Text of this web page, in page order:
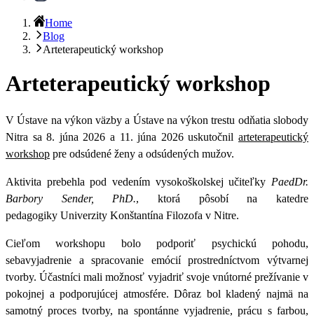
Home
Blog
Arteterapeutický workshop
Arteterapeutický workshop
V Ústave na výkon väzby a Ústave na výkon trestu odňatia slobody
Nitra sa 8. júna 2026 a 11. júna 2026 uskutočnil arteterapeutický
workshop pre odsúdené ženy a odsúdených mužov.
Aktivita prebehla pod vedením vysokoškolskej učiteľky PaedDr.
Barbory Sender, PhD., ktorá pôsobí na katedre
pedagogiky Univerzity Konštantína Filozofa v Nitre.
Cieľom workshopu bolo podporiť psychickú pohodu,
sebavyjadrenie a spracovanie emócií prostredníctvom výtvarnej
tvorby. Účastníci mali možnosť vyjadriť svoje vnútorné prežívanie v
pokojnej a podporujúcej atmosfére. Dôraz bol kladený najmä na
samotný proces tvorby, na spontánne vyjadrenie, prácu s farbou,